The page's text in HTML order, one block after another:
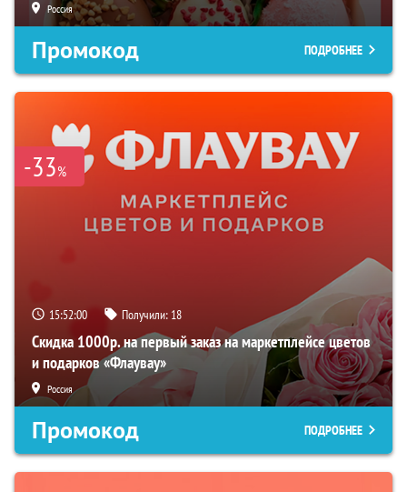
Россия
Промокод ПОДРОБНЕЕ
-33%
15:51:59 Получили: 18
Скидка 1000р. на первый заказ на маркетплейсе цветов
и подарков «Флаувау»
Россия
Промокод ПОДРОБНЕЕ